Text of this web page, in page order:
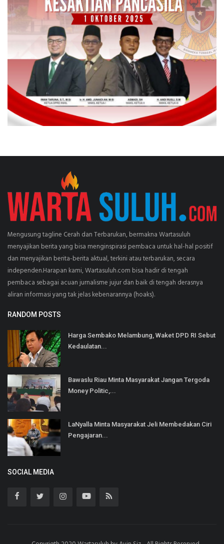
Mengusung tagline Cerah dan Terbarukan, bermakna Wartasuluh
menyajikan berita yang bisa menginspirasi pembaca untuk hal-hal positif
dan menyajikan berita-berita aktual, terkini atau terbarukan, secara
independen.Harapan kami, Wartasuluh.com bisa hadir di tengah
pembaca sebagai acuan jurnalisme jujur dan baik di tengah derasnya
aliran informasi yang tak jelas kebenarannya (hoaks).
RANDOM POSTS
Harga Sembako Melambung, Waket DPD RI Sebut
Kedaulatan...
Bawaslu Riau Minta Masyarakat Jangan Tergoda
Money Politic,...
LaNyalla Minta Masyarakat Jeli Membedakan Ciri
Pengajaran...
SOCIAL MEDIA